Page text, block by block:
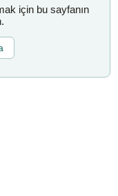
için bu sayfanın